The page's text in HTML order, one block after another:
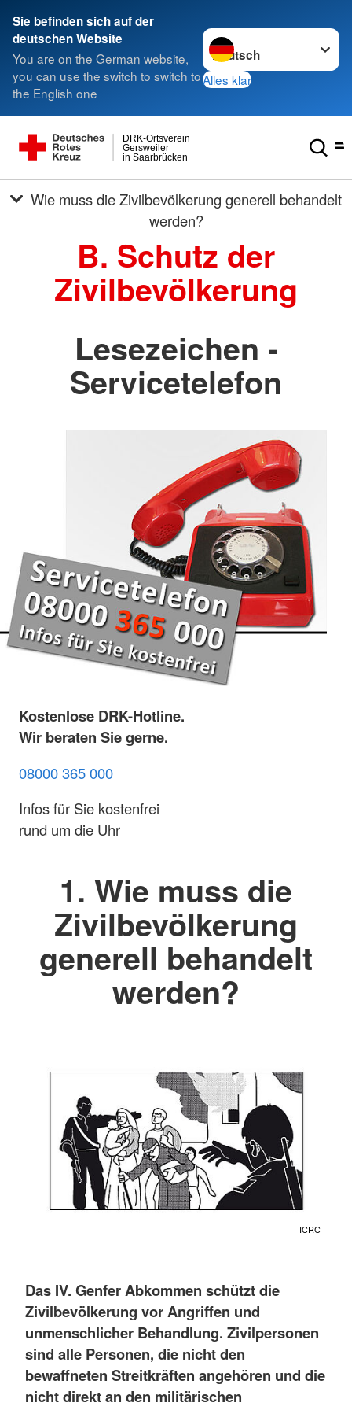
Sie befinden sich auf der
deutschen Website
You are on the German website,
you can use the switch to switch to
the English one
Sprache wechseln zu
Alles klar
in Saarbrücken
Gersweiler
DRK-Ortsverein
Wie muss die Zivilbevölkerung generell behandelt
werden?
B. Schutz der
Zivilbevölkerung
Lesezeichen -
Servicetelefon
Kostenlose DRK-Hotline.
Wir beraten Sie gerne.
08000 365 000
Infos für Sie kostenfrei
rund um die Uhr
1. Wie muss die
Zivilbevölkerung
generell behandelt
werden?
ICRC
Das IV. Genfer Abkommen schützt die
Zivilbevölkerung vor Angriffen und
unmenschlicher Behandlung. Zivilpersonen
sind alle Personen, die nicht den
bewaffneten Streitkräften angehören und die
nicht direkt an den militärischen